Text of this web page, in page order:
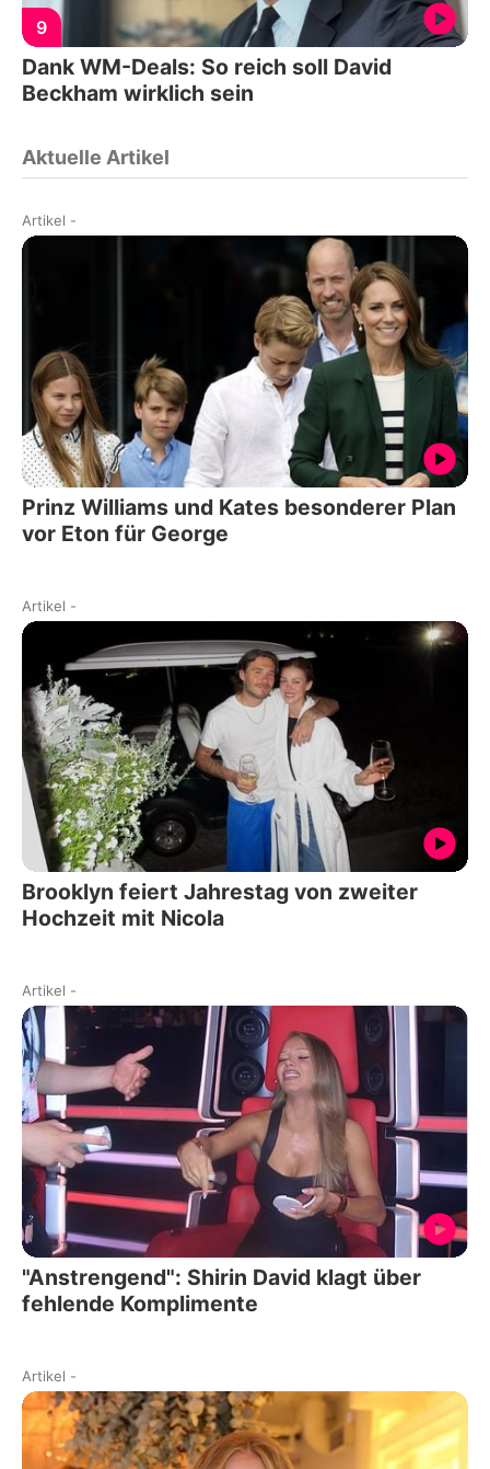
9
Dank WM-Deals: So reich soll David
Beckham wirklich sein
Aktuelle Artikel
Artikel -
Prinz Williams und Kates besonderer Plan
vor Eton für George
Artikel -
Brooklyn feiert Jahrestag von zweiter
Hochzeit mit Nicola
Artikel -
"Anstrengend": Shirin David klagt über
fehlende Komplimente
Artikel -